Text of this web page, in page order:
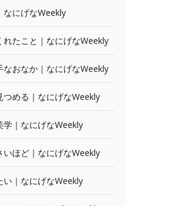
なにげなWeekly
れたこと｜なにげなWeekly
なおなか｜なにげなWeekly
つめる｜なにげなWeekly
学｜なにげなWeekly
いほど｜なにげなWeekly
い｜なにげなWeekly